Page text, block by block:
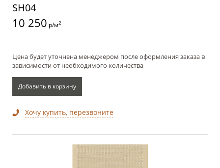
SH04
10 250 р/м2
Цена будет уточнена менеджером после оформления заказа в
зависимости от необходимого количества
Добавить в корзину
Хочу купить, перезвоните